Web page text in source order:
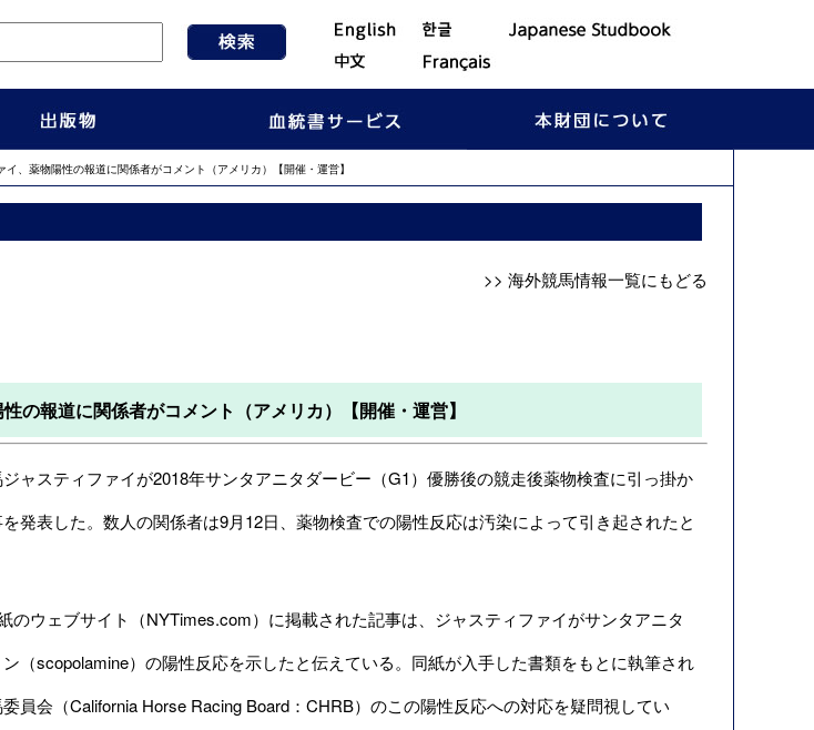
、薬物陽性の報道に関係者がコメント（アメリカ）【開催・運営】
>> 海外競馬情報一覧にもどる
の報道に関係者がコメント（アメリカ）【開催・運営】
ャスティファイが2018年サンタアニタダービー（G1）優勝後の競走後薬物検査に引っ掛か
発表した。数人の関係者は9月12日、薬物検査での陽性反応は汚染によって引き起されたと
ウェブサイト（NYTimes.com）に掲載された記事は、ジャスティファイがサンタアニタ
（scopolamine）の陽性反応を示したと伝えている。同紙が入手した書類をもとに執筆され
員会（California Horse Racing Board：CHRB）のこの陽性反応への対応を疑問視してい